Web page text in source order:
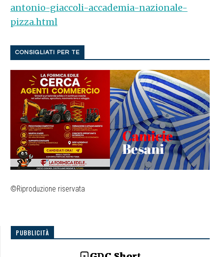
antonio-giaccoli-accademia-nazionale-
pizza.html
CONSIGLIATI PER TE
©Riproduzione riservata
PUBBLICITÀ